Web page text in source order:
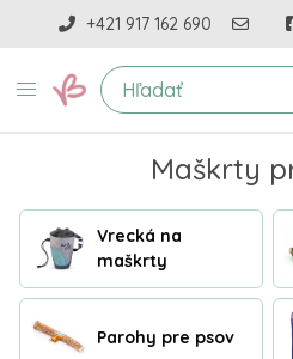
+421 917 162 690
Maškrty
Vrecká na
maškrty
Parohy pre psov